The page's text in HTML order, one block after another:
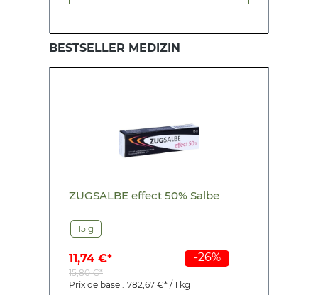
BESTSELLER MEDIZIN
-26%
ZUGSALBE effect 50% Salbe
15 g
11,74 €*
15,80 €*
Prix de base : 782,67 €* / 1 kg